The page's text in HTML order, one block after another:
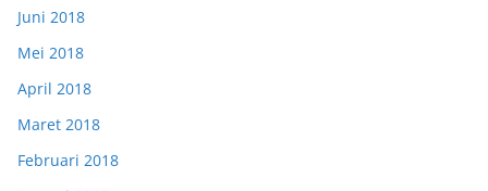
Juni 2018
Mei 2018
April 2018
Maret 2018
Februari 2018